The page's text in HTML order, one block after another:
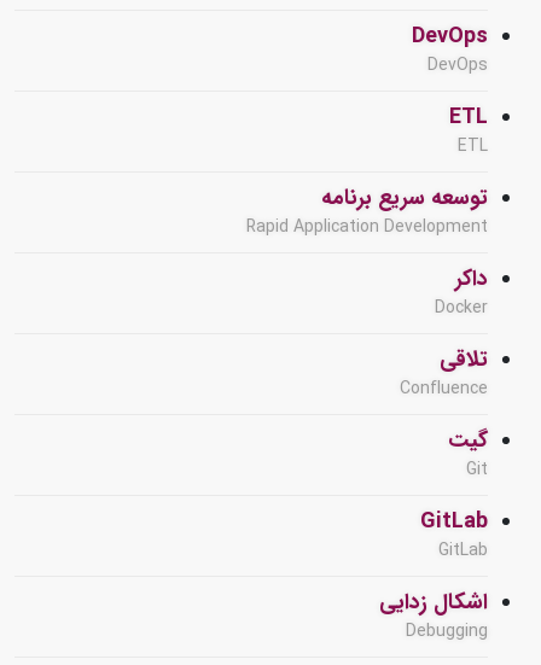
DevOps
DevOps
ETL
ETL
توسعه سریع برنامه
Rapid Application Development
داکر
Docker
تلاقی
Confluence
گیت
Git
GitLab
GitLab
اشکال زدایی
Debugging